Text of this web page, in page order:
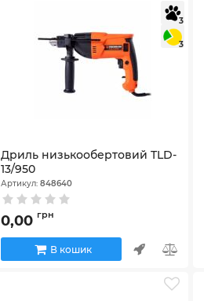
3
3
Дриль низькообертовий TLD-
13/950
Артикул:848640
0,00 грн
В кошик